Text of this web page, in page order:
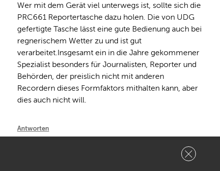
Wer mit dem Gerät viel unterwegs ist, sollte sich die
PRC661 Reportertasche dazu holen. Die von UDG
gefertigte Tasche lässt eine gute Bedienung auch bei
regnerischem Wetter zu und ist gut
verarbeitet.Insgesamt ein in die Jahre gekommener
Spezialist besonders für Journalisten, Reporter und
Behörden, der preislich nicht mit anderen
Recordern dieses Formfaktors mithalten kann, aber
dies auch nicht will.
Antworten